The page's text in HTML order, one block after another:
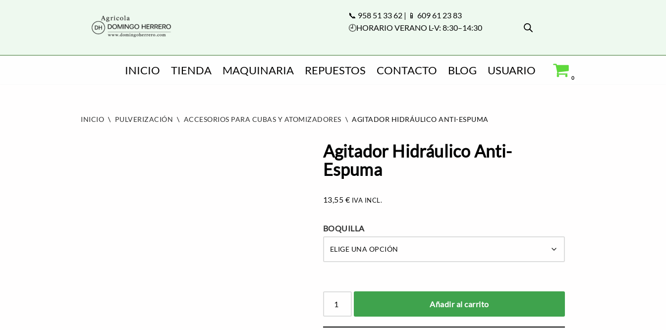
📞 958 51 33 62 | 📱 609 61 23 83
🕘HORARIO VERANO L-V: 8:30–14:30
INICIO TIENDA MAQUINARIA REPUESTOS CONTACTO BLOG USUARIO
0
INICIO \ PULVERIZACIÓN \ ACCESORIOS PARA CUBAS Y ATOMIZADORES \ AGITADOR HIDRÁULICO ANTI-ESPUMA
Agitador Hidráulico Anti-
Espuma
13,55 € IVA INCL.
BOQUILLA
Añadir al carrito